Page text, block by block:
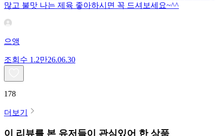
많고 불맛 나는 제육 좋아하시면 꼭 드셔보세요~^^
으앵
조회수 1.2만26.06.30
178
더보기
이 리뷰를 본 유저들이 관심있어 한 상품